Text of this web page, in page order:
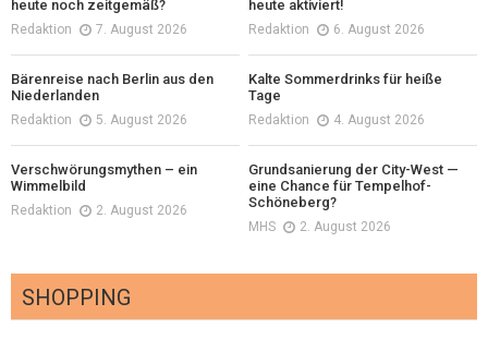
heute noch zeitgemäß?
Redaktion 7. August 2026
heute aktiviert!
Redaktion 6. August 2026
Bärenreise nach Berlin aus den
Niederlanden
Redaktion 5. August 2026
Kalte Sommerdrinks für heiße
Tage
Redaktion 4. August 2026
Verschwörungsmythen – ein
Wimmelbild
Redaktion 2. August 2026
Grundsanierung der City-West —
eine Chance für Tempelhof-
Schöneberg?
MHS 2. August 2026
SHOPPING